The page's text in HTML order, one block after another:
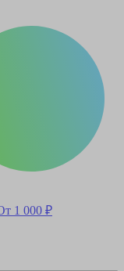
1 000 ₽